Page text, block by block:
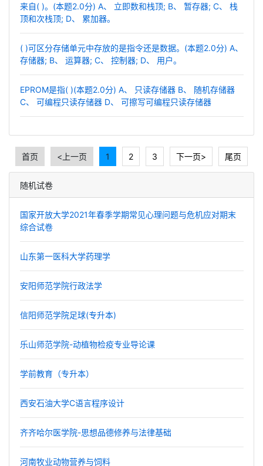
来自( )。(本题2.0分) A、 立即数和栈顶; B、 暂存器; C、 栈
顶和次栈顶; D、 累加器。
( )可区分存储单元中存放的是指令还是数据。(本题2.0分) A、
存储器; B、 运算器; C、 控制器; D、 用户。
EPROM是指( )(本题2.0分) A、 只读存储器 B、 随机存储器
C、 可编程只读存储器 D、 可擦写可编程只读存储器
首页 <上一页 1 2 3 下一页> 尾页
随机试卷
国家开放大学2021年春季学期常见心理问题与危机应对期末
综合试卷
山东第一医科大学药理学
安阳师范学院行政法学
信阳师范学院足球(专升本)
乐山师范学院-动植物检疫专业导论课
学前教育（专升本）
西安石油大学C语言程序设计
齐齐哈尔医学院-思想品德修养与法律基础
河南牧业动物营养与饲料